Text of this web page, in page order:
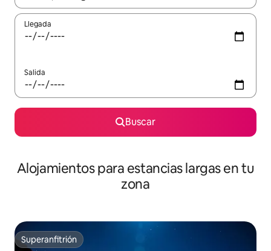
Llegada
Salida
Buscar
Alojamientos para estancias largas en tu
zona
Superanfitrión
Superanfitrión